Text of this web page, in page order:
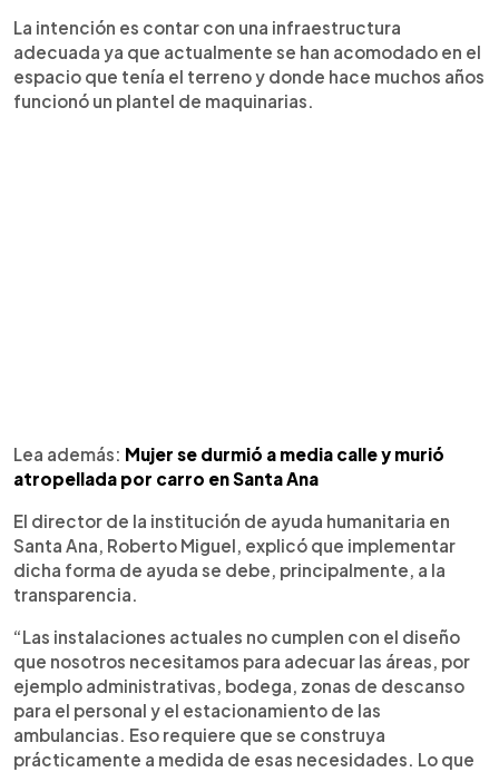
La intención es contar con una infraestructura
adecuada ya que actualmente se han acomodado en el
espacio que tenía el terreno y donde hace muchos años
funcionó un plantel de maquinarias.
Lea además: Mujer se durmió a media calle y murió
atropellada por carro en Santa Ana
El director de la institución de ayuda humanitaria en
Santa Ana, Roberto Miguel, explicó que implementar
dicha forma de ayuda se debe, principalmente, a la
transparencia.
“Las instalaciones actuales no cumplen con el diseño
que nosotros necesitamos para adecuar las áreas, por
ejemplo administrativas, bodega, zonas de descanso
para el personal y el estacionamiento de las
ambulancias. Eso requiere que se construya
prácticamente a medida de esas necesidades. Lo que